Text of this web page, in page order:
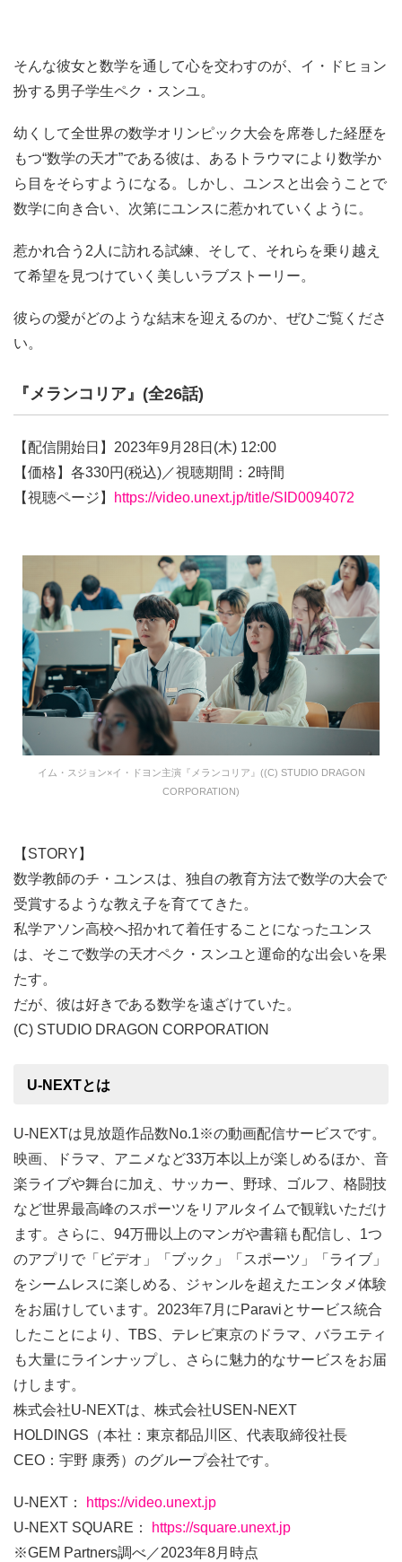
そんな彼女と数学を通して心を交わすのが、イ・ドヒョン
扮する男子学生ペク・スンユ。
幼くして全世界の数学オリンピック大会を席巻した経歴を
もつ“数学の天才”である彼は、あるトラウマにより数学か
ら目をそらすようになる。しかし、ユンスと出会うことで
数学に向き合い、次第にユンスに惹かれていくように。
惹かれ合う2人に訪れる試練、そして、それらを乗り越え
て希望を見つけていく美しいラブストーリー。
彼らの愛がどのような結末を迎えるのか、ぜひご覧くださ
い。
『メランコリア』(全26話)
【配信開始日】2023年9月28日(木) 12:00
【価格】各330円(税込)／視聴期間：2時間
【視聴ページ】
https://video.unext.jp/title/SID0094072
イム・スジョン×イ・ドヨン主演『メランコリア』((C) STUDIO DRAGON
CORPORATION)
【STORY】
数学教師のチ・ユンスは、独自の教育方法で数学の大会で
受賞するような教え子を育ててきた。
私学アソン高校へ招かれて着任することになったユンス
は、そこで数学の天才ペク・スンユと運命的な出会いを果
たす。
だが、彼は好きである数学を遠ざけていた。
(C) STUDIO DRAGON CORPORATION
U-NEXTとは
U-NEXTは見放題作品数No.1※の動画配信サービスです。
映画、ドラマ、アニメなど33万本以上が楽しめるほか、音
楽ライブや舞台に加え、サッカー、野球、ゴルフ、格闘技
など世界最高峰のスポーツをリアルタイムで観戦いただけ
ます。さらに、94万冊以上のマンガや書籍も配信し、1つ
のアプリで「ビデオ」「ブック」「スポーツ」「ライブ」
をシームレスに楽しめる、ジャンルを超えたエンタメ体験
をお届けしています。2023年7月にParaviとサービス統合
したことにより、TBS、テレビ東京のドラマ、バラエティ
も大量にラインナップし、さらに魅力的なサービスをお届
けします。
株式会社U-NEXTは、株式会社USEN-NEXT
HOLDINGS（本社：東京都品川区、代表取締役社長
CEO：宇野 康秀）のグループ会社です。
U-NEXT：
https://video.unext.jp
U-NEXT SQUARE：
https://square.unext.jp
※GEM Partners調べ／2023年8月時点